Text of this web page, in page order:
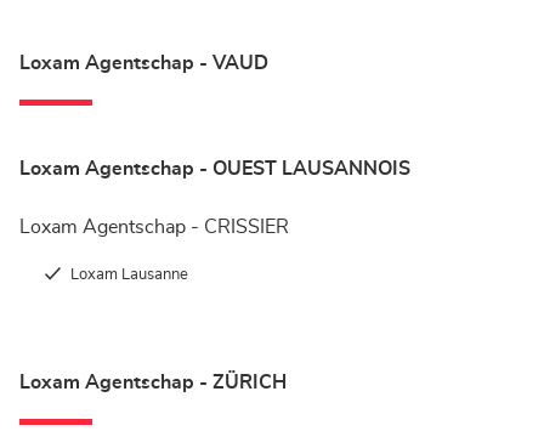
Loxam Agentschap - VAUD
Loxam Agentschap - OUEST LAUSANNOIS
Loxam Agentschap - CRISSIER
Loxam Lausanne
Loxam Agentschap - ZÜRICH